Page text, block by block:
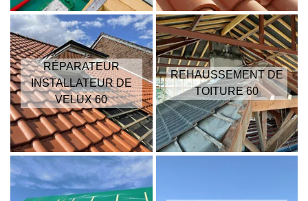
RÉPARATEUR
INSTALLATEUR DE
VELUX 60
REHAUSSEMENT DE
TOITURE 60